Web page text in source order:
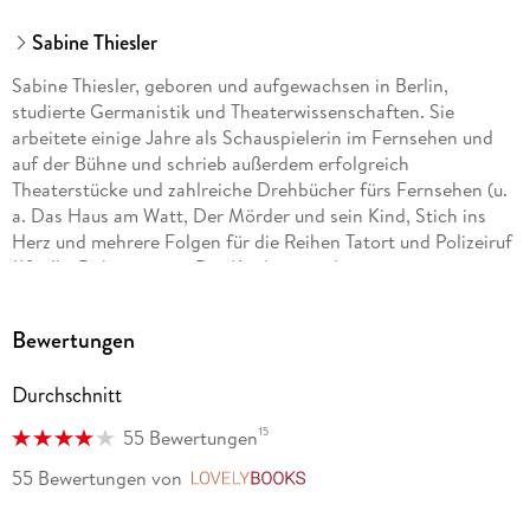
Sabine Thiesler
Sabine Thiesler, geboren und aufgewachsen in Berlin,
studierte Germanistik und Theaterwissenschaften. Sie
arbeitete einige Jahre als Schauspielerin im Fernsehen und
auf der Bühne und schrieb außerdem erfolgreich
Theaterstücke und zahlreiche Drehbücher fürs Fernsehen (u.
a. Das Haus am Watt, Der Mörder und sein Kind, Stich ins
Herz und mehrere Folgen für die Reihen Tatort und Polizeiruf
110). Ihr Debütroman »Der Kindersammler« war ein
Bewertungen
Durchschnitt
55 Bewertungen15
55 Bewertungen von